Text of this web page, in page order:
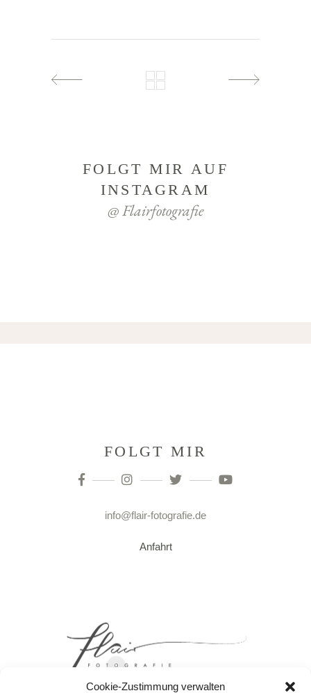
Cookie-Zustimmung verwalten
FOLGT MIR AUF
INSTAGRAM
@ Flairfotografie
FOLGT MIR
info@flair-fotografie.de
Anfahrt